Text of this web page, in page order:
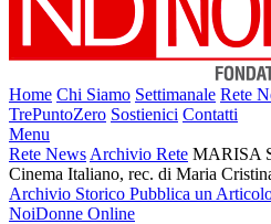
Home Chi Siamo Settimanale Rete
TrePuntoZero Sostienici Contatti
Menu
Rete News Archivio Rete MARISA
Cinema Italiano, rec. di Maria
Archivio Storico Pubblica un
NoiDonne Online